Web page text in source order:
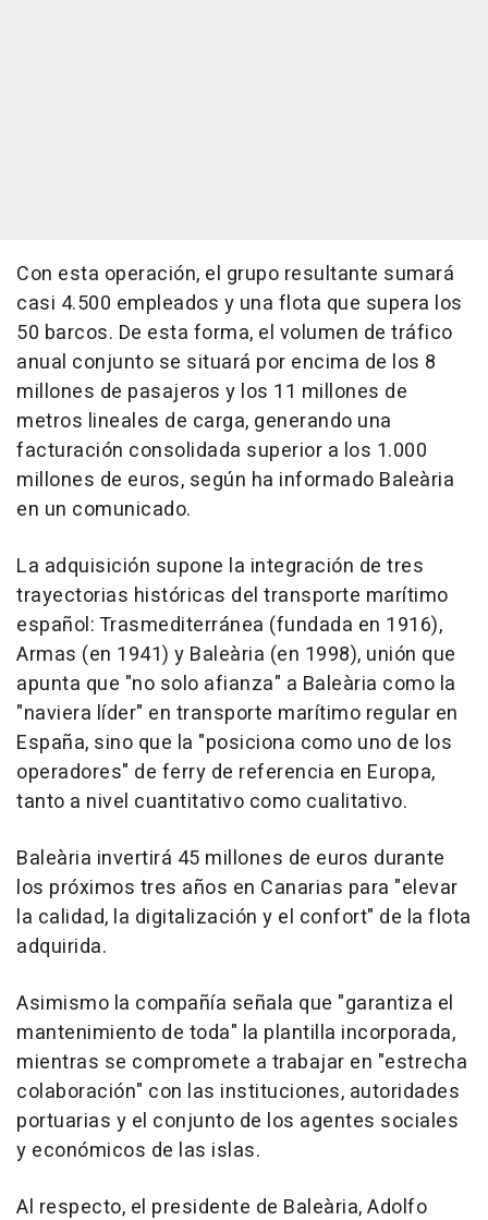
Con esta operación, el grupo resultante sumará
casi 4.500 empleados y una flota que supera los
50 barcos. De esta forma, el volumen de tráfico
anual conjunto se situará por encima de los 8
millones de pasajeros y los 11 millones de
metros lineales de carga, generando una
facturación consolidada superior a los 1.000
millones de euros, según ha informado Baleària
en un comunicado.
La adquisición supone la integración de tres
trayectorias históricas del transporte marítimo
español: Trasmediterránea (fundada en 1916),
Armas (en 1941) y Baleària (en 1998), unión que
apunta que "no solo afianza" a Baleària como la
"naviera líder" en transporte marítimo regular en
España, sino que la "posiciona como uno de los
operadores" de ferry de referencia en Europa,
tanto a nivel cuantitativo como cualitativo.
Baleària invertirá 45 millones de euros durante
los próximos tres años en Canarias para "elevar
la calidad, la digitalización y el confort" de la flota
adquirida.
Asimismo la compañía señala que "garantiza el
mantenimiento de toda" la plantilla incorporada,
mientras se compromete a trabajar en "estrecha
colaboración" con las instituciones, autoridades
portuarias y el conjunto de los agentes sociales
y económicos de las islas.
Al respecto, el presidente de Baleària, Adolfo